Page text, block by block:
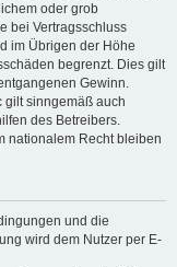
oder grob
bei Vertragsschluss
im Übrigen der Höhe
begrenzt. Dies gilt
Gewinn.
gilt sinngemäß auch
des Betreibers.
nationalem Recht bleiben
und die
wird dem Nutzer per E-